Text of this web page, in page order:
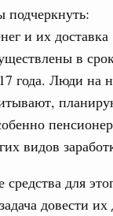
подчеркнуть:
и их доставка
в
года. Люди на
видов
средства для
довести
предприятиями
по подготовке
среда
год,
четверг